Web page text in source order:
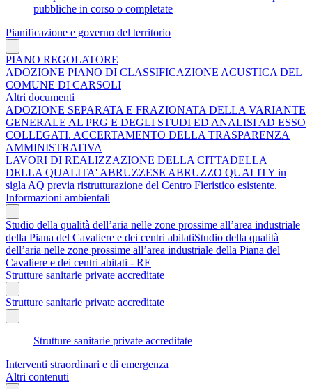
pubbliche in corso o completate
Pianificazione e governo del territorio
PIANO REGOLATORE
ADOZIONE PIANO DI CLASSIFICAZIONE ACUSTICA DEL
COMUNE DI CARSOLI
Altri documenti
ADOZIONE SEPARATA E FRAZIONATA DELLA VARIANTE
GENERALE AL PRG E DEGLI STUDI ED ANALISI AD ESSO
COLLEGATI. ACCERTAMENTO DELLA TRASPARENZA
AMMINISTRATIVA
LAVORI DI REALIZZAZIONE DELLA CITTADELLA
DELLA QUALITA' ABRUZZESE ABRUZZO QUALITY in
sigla AQ previa ristrutturazione del Centro Fieristico esistente.
Informazioni ambientali
Studio della qualità dell’aria nelle zone prossime all’area industriale
della Piana del Cavaliere e dei centri abitatiStudio della qualità
dell’aria nelle zone prossime all’area industriale della Piana del
Cavaliere e dei centri abitati - RE
Strutture sanitarie private accreditate
Strutture sanitarie private accreditate
Strutture sanitarie private accreditate
Interventi straordinari e di emergenza
Altri contenuti